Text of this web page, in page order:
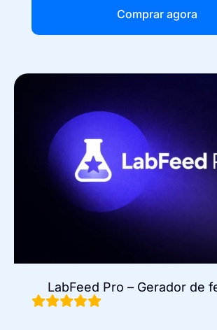
Comprar agora
LabFeed Pro – Gerador de